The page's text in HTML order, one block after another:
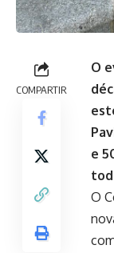
COMPARTIR
O
e
O